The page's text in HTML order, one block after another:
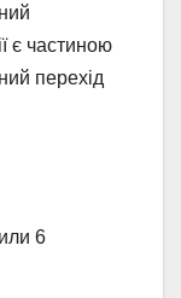
є частиною
перехід
6